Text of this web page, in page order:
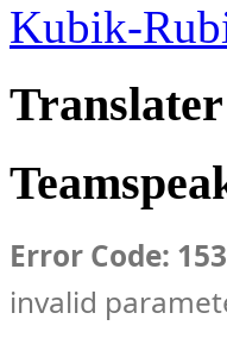
Kubik-
Translater
Error Code:
invalid